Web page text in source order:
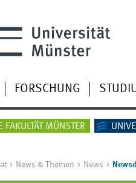
FORSCHUNG
FAKULTÄT MÜNSTER
News & Themen News